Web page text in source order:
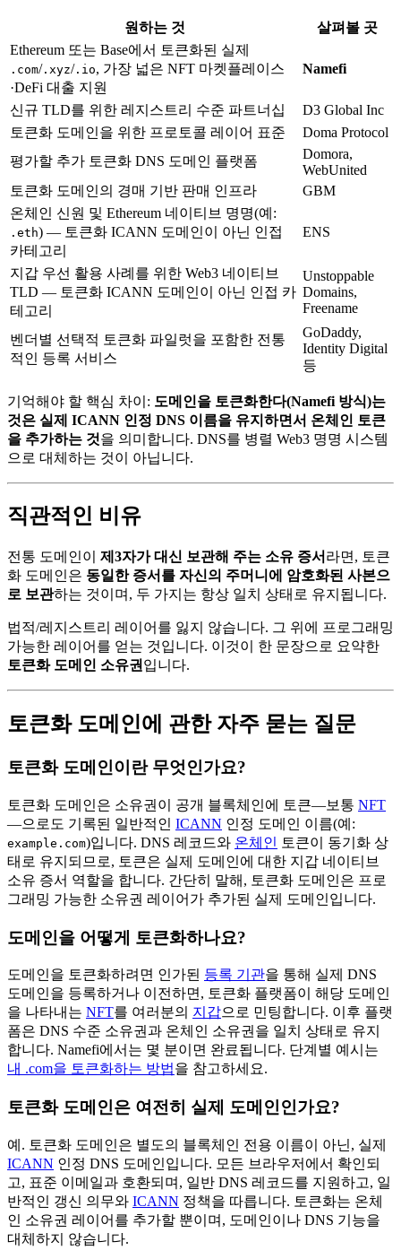
원하는 것
살펴볼 곳
Ethereum 또는 Base에서 토큰화된 실제
.com/.xyz/.io, 가장 넓은 NFT 마켓플레이스
·DeFi 대출 지원
Namefi
신규 TLD를 위한 레지스트리 수준 파트너십
D3 Global Inc
토큰화 도메인을 위한 프로토콜 레이어 표준
Doma Protocol
평가할 추가 토큰화 DNS 도메인 플랫폼
Domora,
WebUnited
토큰화 도메인의 경매 기반 판매 인프라
GBM
온체인 신원 및 Ethereum 네이티브 명명(예:
.eth) — 토큰화 ICANN 도메인이 아닌 인접
카테고리
ENS
지갑 우선 활용 사례를 위한 Web3 네이티브
TLD — 토큰화 ICANN 도메인이 아닌 인접 카
테고리
Unstoppable
Domains,
Freename
벤더별 선택적 토큰화 파일럿을 포함한 전통
적인 등록 서비스
GoDaddy,
Identity Digital
등
기억해야 할 핵심 차이: 도메인을 토큰화한다(Namefi 방식)는
것은 실제 ICANN 인정 DNS 이름을 유지하면서 온체인 토큰
을 추가하는 것을 의미합니다. DNS를 병렬 Web3 명명 시스템
으로 대체하는 것이 아닙니다.
직관적인 비유
전통 도메인이 제3자가 대신 보관해 주는 소유 증서 라면, 토큰
화 도메인은 동일한 증서를 자신의 주머니에 암호화된 사본으
로 보관하는 것이며, 두 가지는 항상 일치 상태로 유지됩니다.
법적/레지스트리 레이어를 잃지 않습니다. 그 위에 프로그래밍
가능한 레이어를 얻는 것입니다. 이것이 한 문장으로 요약한
토큰화 도메인 소유권 입니다.
토큰화 도메인에 관한 자주 묻는 질문
토큰화 도메인이란 무엇인가요?
토큰화 도메인은 소유권이 공개 블록체인에 토큰—보통 NFT
—으로도 기록된 일반적인 ICANN 인정 도메인 이름(예:
example.com)입니다. DNS 레코드와 온체인 토큰이 동기화 상
태로 유지되므로, 토큰은 실제 도메인에 대한 지갑 네이티브
소유 증서 역할을 합니다. 간단히 말해, 토큰화 도메인은 프로
그래밍 가능한 소유권 레이어가 추가된 실제 도메인입니다.
도메인을 어떻게 토큰화하나요?
도메인을 토큰화하려면 인가된 등록 기관을 통해 실제 DNS
도메인을 등록하거나 이전하면, 토큰화 플랫폼이 해당 도메인
을 나타내는 NFT를 여러분의 지갑으로 민팅합니다. 이후 플랫
폼은 DNS 수준 소유권과 온체인 소유권을 일치 상태로 유지
합니다. Namefi에서는 몇 분이면 완료됩니다. 단계별 예시는
내 .com을 토큰화하는 방법을 참고하세요.
토큰화 도메인은 여전히 실제 도메인인가요?
예. 토큰화 도메인은 별도의 블록체인 전용 이름이 아닌, 실제
ICANN 인정 DNS 도메인입니다. 모든 브라우저에서 확인되
고, 표준 이메일과 호환되며, 일반 DNS 레코드를 지원하고, 일
반적인 갱신 의무와 ICANN 정책을 따릅니다. 토큰화는 온체
인 소유권 레이어를 추가할 뿐이며, 도메인이나 DNS 기능을
대체하지 않습니다.